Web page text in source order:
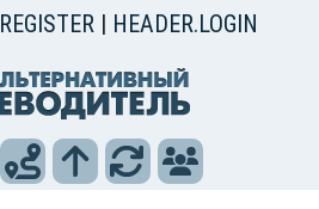
| HEADER.LOGIN